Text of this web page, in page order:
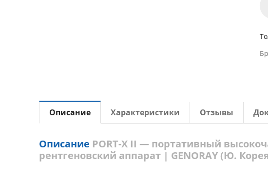
Описание Характеристики Отзывы
Описание PORT-X II — портативный
рентгеновский аппарат | GENORAY (Ю.